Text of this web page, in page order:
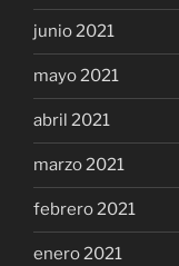
junio 2021
mayo 2021
abril 2021
marzo 2021
febrero 2021
enero 2021